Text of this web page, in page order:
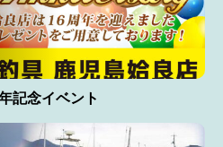
記念イベント